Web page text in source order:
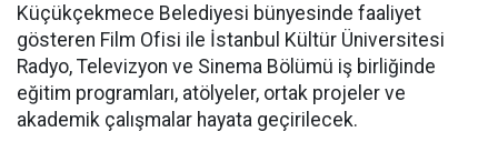
Küçükçekmece Belediyesi bünyesinde faaliyet
gösteren Film Ofisi ile İstanbul Kültür Üniversitesi
Radyo, Televizyon ve Sinema Bölümü iş birliğinde
eğitim programları, atölyeler, ortak projeler ve
akademik çalışmalar hayata geçirilecek.